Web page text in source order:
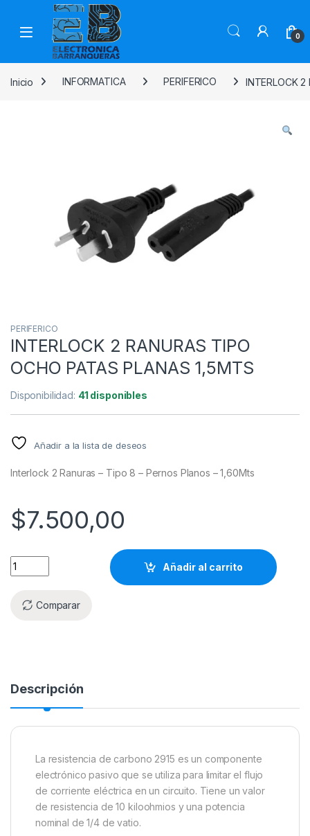
0
Inicio INFORMATICA PERIFERICO INTERLOCK 2
PERIFERICO
INTERLOCK 2 RANURAS TIPO
OCHO PATAS PLANAS 1,5MTS
Disponibilidad: 41 disponibles
Añadir a la lista de deseos
Interlock 2 Ranuras – Tipo 8 – Pernos Planos – 1,60Mts
$7.500,00
Añadir al carrito
Comparar
Descripción
La resistencia de carbono 2915 es un componente
electrónico pasivo que se utiliza para limitar el flujo
de corriente eléctrica en un circuito. Tiene un valor
de resistencia de 10 kiloohmios y una potencia
nominal de 1/4 de vatio.